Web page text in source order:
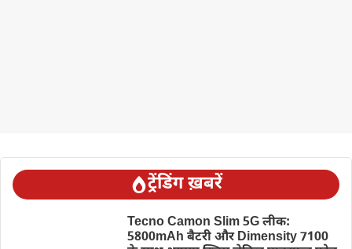
ट्रेंडिंग ख़बरें
Tecno Camon Slim 5G लीक:
5800mAh बैटरी और Dimensity 7100